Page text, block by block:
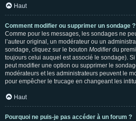
Haut
Comment modifier ou supprimer un sondage ?
Comme pour les messages, les sondages ne
l’auteur original, un modérateur ou un
sondage, cliquez sur le bouton Modifierdu
toujours celui auquel est associé le sondage). Si
peut modifier une option ou supprimer le
modérateurs et les administrateurs peuvent le
pour empêcher le trucage en changeant les
Haut
Pourquoi ne puis-je pas accéder à un forum ?